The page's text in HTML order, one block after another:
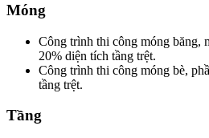
Móng
Công trình thi công móng băng,
20% diện tích tầng trệt.
Công trình thi công móng bè,
tầng trệt.
Tầng